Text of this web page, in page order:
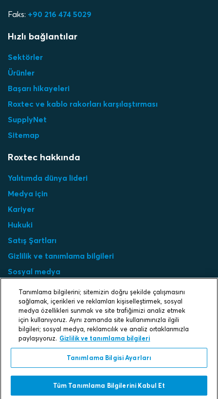
Faks: +90 216 474 5029
Hızlı bağlantılar
Sektörler
Ürünler
Başarı hikayeleri
Roxtec ve kablo rakorları karşılaştırması
SupplyNet
Sitemap
Roxtec hakkında
Yalıtımda dünya lideri
Medya için
Kariyer
Hukuki
Satış Şartları
Gizlilik ve tanımlama bilgileri
Sosyal medya
Tanımlama Bilgisi Ayarları
Select market
Choose local site
Protecting life and assets
Tanımlama bilgilerini; sitemizin doğru şekilde çalışmasını
sağlamak, içerikleri ve reklamları kişiselleştirmek, sosyal
medya özellikleri sunmak ve site trafiğimizi analiz etmek
için kullanıyoruz. Aynı zamanda site kullanımınızla ilgili
bilgileri; sosyal medya, reklamcılık ve analiz ortaklarımızla
paylaşıyoruz. Gizlilik ve tanımlama bilgileri
Tanımlama Bilgisi Ayarları
Tüm Tanımlama Bilgilerini Kabul Et